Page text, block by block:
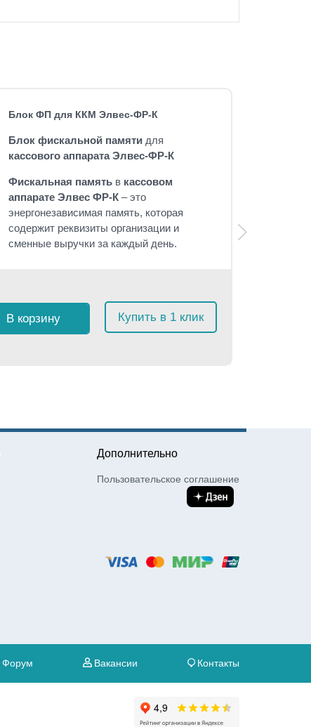
Блок ФП для ККМ Элвес-ФР-К
Блок фискальной памятидля
кассового аппарата Элвес-ФР-К
Фискальная памятьв кассовом
аппарате Элвес ФР-К– это
энергонезависимая память, которая
содержит реквизиты организации и
сменные выручки за каждый день.
В корзину Купить в 1 клик
Дополнительно
Пользовательское соглашение
Форум Вакансии Контакты